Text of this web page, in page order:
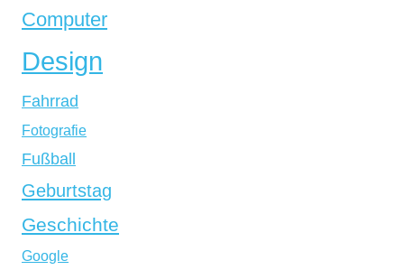
Computer
Design
Fahrrad
Fotografie
Fußball
Geburtstag
Geschichte
Google